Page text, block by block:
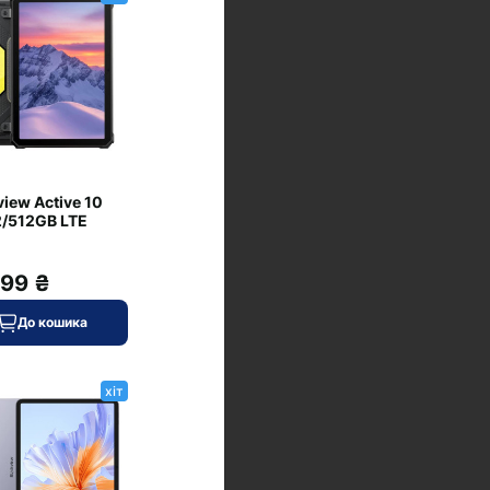
Active 10
512GB LTE
₴
До кошика
хіт